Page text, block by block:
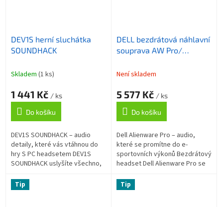
DEV1S herní sluchátka
SOUNDHACK
Skladem (1 ks)
1 441 Kč / ks
Do košíku
DEV1S SOUNDHACK – audio
detaily, které vás vtáhnou do
hry S PC headsetem DEV1S
SOUNDHACK uslyšíte všechno,
nepřátel a výstřelů až po
impozantní výbuchy....
DELL bezdrátová náhlavní
souprava AW Pro/
Headset/ sluchátka +
Není skladem
5 577 Kč / ks
Do košíku
Dell Alienware Pro – audio,
které se promítne do e-
sportovních výkonů Bezdrátový
headset Dell Alienware Pro se
každé návštěvě herních světů.
Je...
Tip Tip